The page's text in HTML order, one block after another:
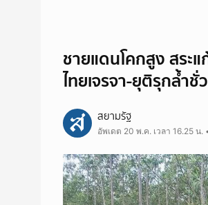
ชายแดนโคกสูง สระ
ไทยเจรจา-ยุติรุกล้ำชั่
สยามรัฐ
อัพเดต 20 พ.ค. เวลา 16.25 น.